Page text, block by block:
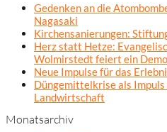
Gedenken an die
Nagasaki
Kirchensanierungen:
Herz statt Hetze:
Wolmirstedt feiert ein
Neue Impulse für das
Düngemittelkrise als Impuls
Landwirtschaft
Monatsarchiv